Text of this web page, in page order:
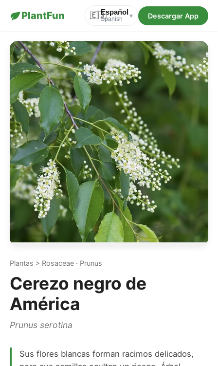
PlantFun 🇪🇸Español
Spanish ▾ Descargar App
Plantas > Rosaceae · Prunus
Cerezo negro de
América
Prunus serotina
Sus flores blancas forman racimos delicados,